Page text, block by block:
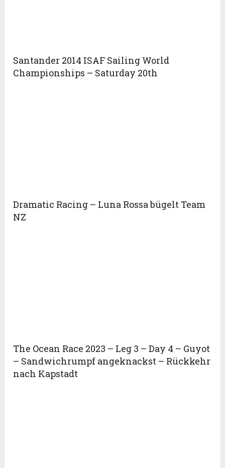
Santander 2014 ISAF Sailing World
Championships – Saturday 20th
Dramatic Racing – Luna Rossa bügelt Team
NZ
The Ocean Race 2023 – Leg 3 – Day 4 – Guyot
– Sandwichrumpf angeknackst – Rückkehr
nach Kapstadt